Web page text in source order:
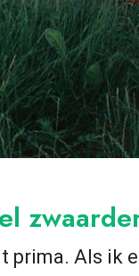
prima. Als ik